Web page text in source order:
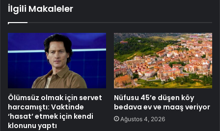
İlgili Makaleler
Ölümsüz olmak için servet
harcamıştı: Vaktinde
‘hasat’ etmek için kendi
klonunu yaptı
Nüfusu 45’e düşen köy
bedava ev ve maaş veriyor
Ağustos 4, 2026